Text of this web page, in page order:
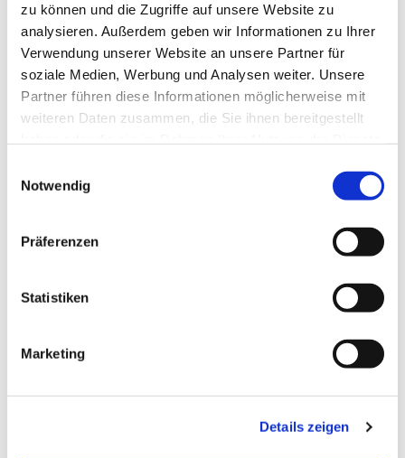
zu können und die Zugriffe auf unsere Website zu
analysieren. Außerdem geben wir Informationen zu Ihrer
Verwendung unserer Website an unsere Partner für
soziale Medien, Werbung und Analysen weiter. Unsere
Partner führen diese Informationen möglicherweise mit
weiteren Daten zusammen, die Sie ihnen bereitgestellt
Notwendig
Präferenzen
Statistiken
Marketing
Details zeigen